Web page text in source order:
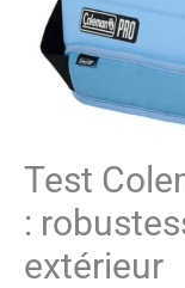
Test
:
extérieur